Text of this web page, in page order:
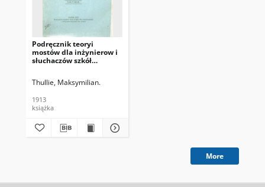
Podręcznik teoryi
mostów dla inżynierow i
słuchaczów szkół
Thullie, Maksymilian.
1913
książka
More